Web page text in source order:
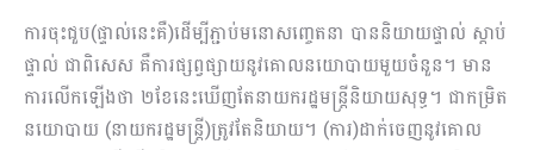
ការចុះជួប(ផ្ទាល់នេះគឺ)ដើម្បីភ្ជាប់មនោសញ្ចេតនា បាននិយាយផ្ទាល់ ស្ដាប់
ផ្ទាល់ ជាពិសេស គឺការផ្សព្វផ្សាយនូវគោលនយោបាយមួយចំនួន។ មាន
ការលើកឡើងថា ២ខែនេះឃើញតែនាយករដ្ឋមន្រ្តីនិយាយសុទ្ធ។ ជាកម្រិត
នយោបាយ (នាយករដ្ឋមន្ត្រី)ត្រូវតែនិយាយ។ (ការ)ដាក់ចេញនូវគោល